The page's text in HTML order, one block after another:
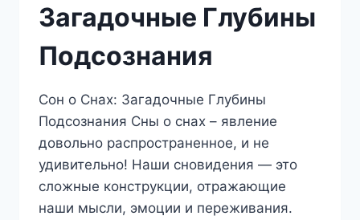
Загадочные Глубины
Подсознания
Сон о Снах: Загадочные Глубины
Подсознания Сны о снах – явление
довольно распространенное, и не
удивительно! Наши сновидения — это
сложные конструкции, отражающие
наши мысли, эмоции и переживания.